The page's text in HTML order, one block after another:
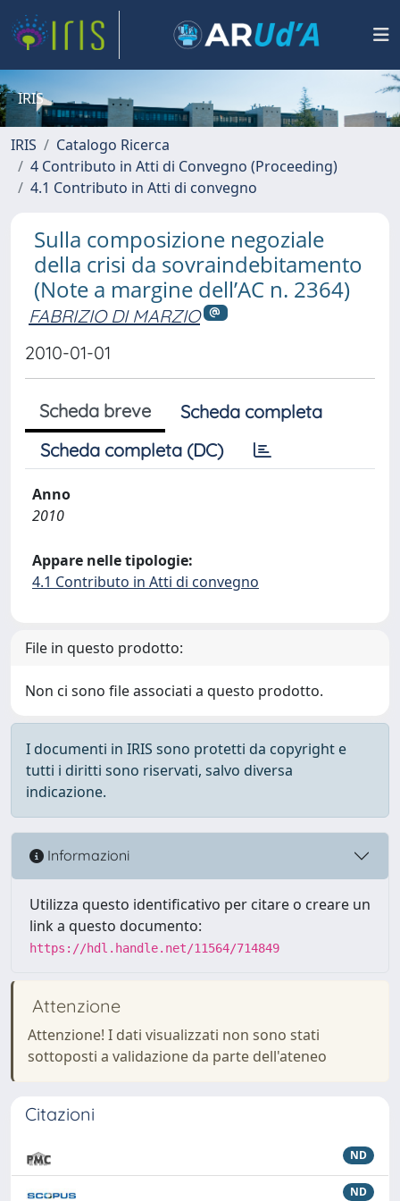
IRIS
IRIS
Catalogo Ricerca
4 Contributo in Atti di Convegno (Proceeding)
4.1 Contributo in Atti di convegno
Sulla composizione negoziale
della crisi da sovraindebitamento
(Note a margine dell’AC n. 2364)
FABRIZIO DI MARZIO
2010-01-01
Scheda breve
Scheda completa
Scheda completa (DC)
Anno
2010
Appare nelle tipologie:
4.1 Contributo in Atti di convegno
File in questo prodotto:
Non ci sono file associati a questo prodotto.
I documenti in IRIS sono protetti da copyright e
tutti i diritti sono riservati, salvo diversa
indicazione.
Informazioni
Utilizza questo identificativo per citare o creare un
link a questo documento:
https://hdl.handle.net/11564/714849
Attenzione
Attenzione! I dati visualizzati non sono stati
sottoposti a validazione da parte dell'ateneo
Citazioni
ND
ND